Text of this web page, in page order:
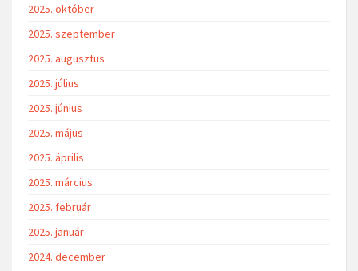
2025. október
2025. szeptember
2025. augusztus
2025. július
2025. június
2025. május
2025. április
2025. március
2025. február
2025. január
2024. december